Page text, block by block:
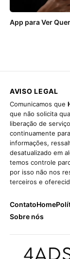
App para Ver
AVISO LEGAL
Comunicamos que
que não solicita
liberação de
continuamente
informações,
desatualizado em
temos controle
por isso não nos
terceiros e
ContatoHome
Sobre nós